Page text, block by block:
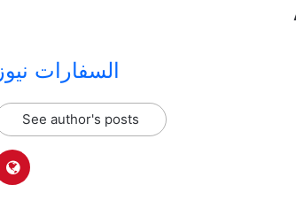
السفارات نيوز
See author's posts